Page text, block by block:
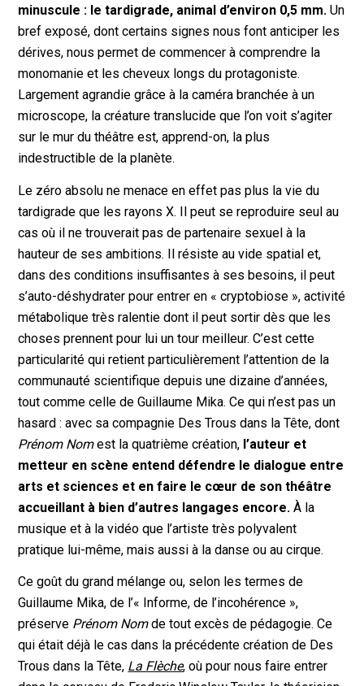
minuscule : le tardigrade, animal d’environ 0,5 mm. Un
bref exposé, dont certains signes nous font anticiper les
dérives, nous permet de commencer à comprendre la
monomanie et les cheveux longs du protagoniste.
Largement agrandie grâce à la caméra branchée à un
microscope, la créature translucide que l’on voit s’agiter
sur le mur du théâtre est, apprend-on, la plus
indestructible de la planète.
Le zéro absolu ne menace en effet pas plus la vie du
tardigrade que les rayons X. Il peut se reproduire seul au
cas où il ne trouverait pas de partenaire sexuel à la
hauteur de ses ambitions. Il résiste au vide spatial et,
dans des conditions insuffisantes à ses besoins, il peut
s’auto-déshydrater pour entrer en « cryptobiose », activité
métabolique très ralentie dont il peut sortir dès que les
choses prennent pour lui un tour meilleur. C’est cette
particularité qui retient particulièrement l’attention de la
communauté scientifique depuis une dizaine d’années,
tout comme celle de Guillaume Mika. Ce qui n’est pas un
hasard : avec sa compagnie Des Trous dans la Tête, dont
Prénom Nomest la quatrième création, l’auteur et
metteur en scène entend défendre le dialogue entre
arts et sciences et en faire le cœur de son théâtre
accueillant à bien d’autres langages encore. À la
musique et à la vidéo que l’artiste très polyvalent
pratique lui-même, mais aussi à la danse ou au cirque.
Ce goût du grand mélange ou, selon les termes de
Guillaume Mika, de l’« Informe, de l’incohérence »,
préserve Prénom Nomde tout excès de pédagogie. Ce
qui était déjà le cas dans la précédente création de Des
Trous dans la Tête, La Flèche, où pour nous faire entrer